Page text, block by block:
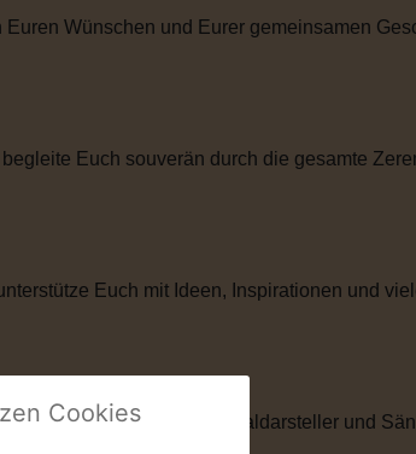
Wünschen und Eurer gemeinsamen
Euch souverän durch die gesamte
Euch mit Ideen, Inspirationen und
Als ehemaliger Musicaldarsteller und
Cookies